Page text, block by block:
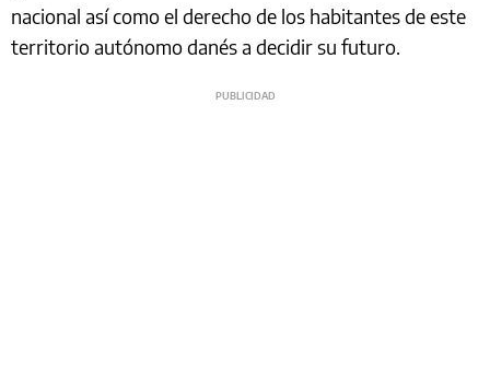
nacional así como el derecho de los habitantes de este
territorio autónomo danés a decidir su futuro.